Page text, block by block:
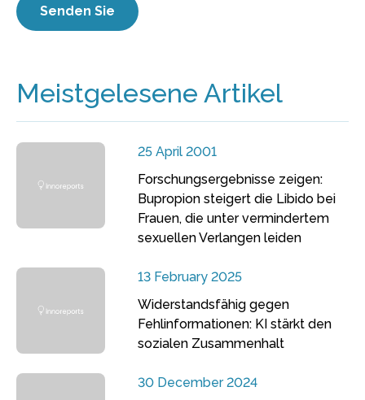
Meistgelesene Artikel
25 April 2001
Forschungsergebnisse zeigen:
Bupropion steigert die Libido bei
Frauen, die unter vermindertem
sexuellen Verlangen leiden
13 February 2025
Widerstandsfähig gegen
Fehlinformationen: KI stärkt den
sozialen Zusammenhalt
30 December 2024